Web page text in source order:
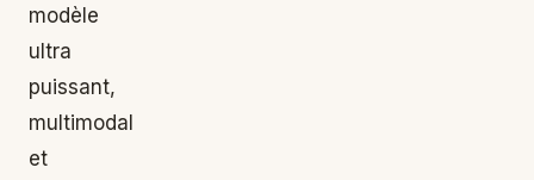
modèle
ultra
puissant,
multimodal
et